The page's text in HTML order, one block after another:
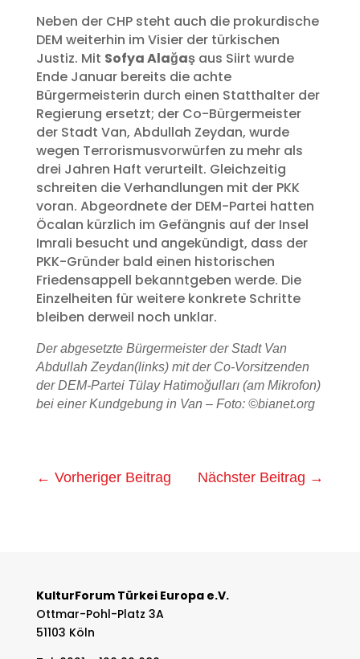
Neben der CHP steht auch die prokurdische
DEM weiterhin im Visier der türkischen
Justiz. Mit Sofya Alağaşaus Siirt wurde
Ende Januar bereits die achte
Bürgermeisterin durch einen Statthalter der
Regierung ersetzt; der Co-Bürgermeister
der Stadt Van, Abdullah Zeydan, wurde
wegen Terrorismusvorwürfen zu mehr als
drei Jahren Haft verurteilt. Gleichzeitig
schreiten die Verhandlungen mit der PKK
voran. Abgeordnete der DEM-Partei hatten
Öcalan kürzlich im Gefängnis auf der Insel
Imrali besucht und angekündigt, dass der
PKK-Gründer bald einen historischen
Friedensappell bekanntgeben werde. Die
Einzelheiten für weitere konkrete Schritte
bleiben derweil noch unklar.
Der abgesetzte Bürgermeister der Stadt Van
Abdullah Zeydan(links) mit der Co-Vorsitzenden
der DEM-Partei Tülay Hatimoğulları (am Mikrofon)
bei einer Kundgebung in Van – Foto: ©bianet.org
← Vorheriger Beitrag Nächster Beitrag →
KulturForum Türkei Europa e.V.
Ottmar-Pohl-Platz 3A
51103 Köln